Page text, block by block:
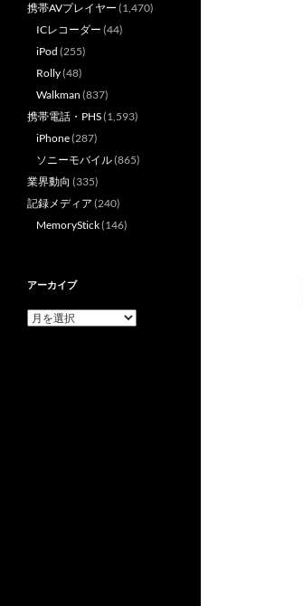
携帯AVプレイヤー (1,470)
ICレコーダー (44)
iPod (255)
Rolly(48)
Walkman (837)
携帯電話・PHS(1,593)
iPhone(287)
ソニーモバイル(865)
業界動向 (335)
記録メディア (240)
MemoryStick(146)
アーカイブ
ア